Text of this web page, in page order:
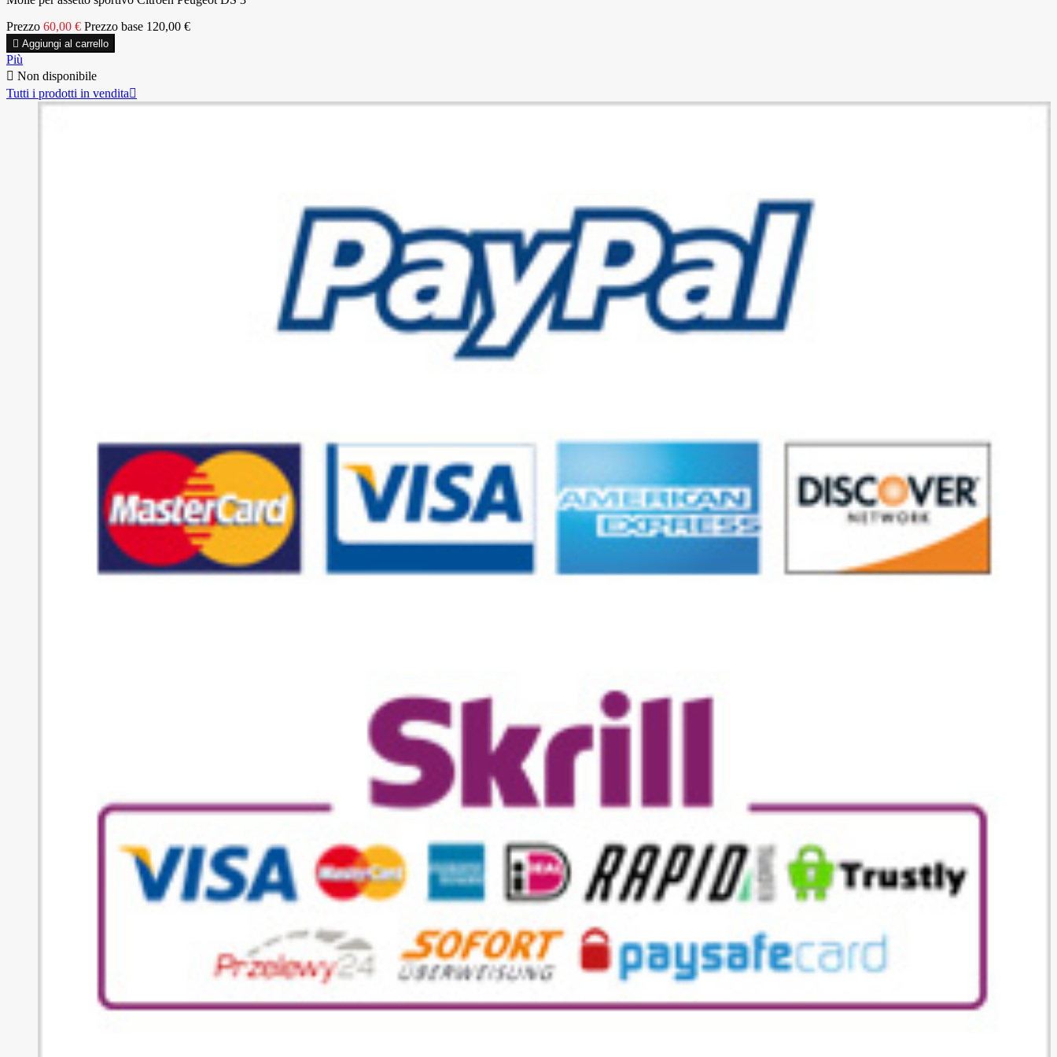
Prezzo 60,00 € Prezzo base 120,00 €
 Aggiungi al carrello
Più
 Non disponibile
Tutti i prodotti in vendita